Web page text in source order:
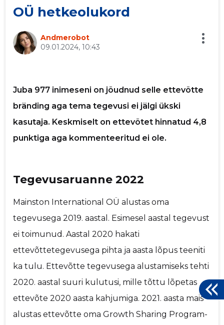
OÜ hetkeolukord
Andmerobot
09.01.2024, 10:43
Juba 977 inimeseni on jõudnud selle ettevõtte
bränding aga tema tegevusi ei jälgi ükski
kasutaja. Keskmiselt on ettevõtet hinnatud 4,8
punktiga aga kommenteeritud ei ole.
Tegevusaruanne 2022
Mainston International OÜ alustas oma
tegevusega 2019. aastal. Esimesel aastal tegevust
ei toimunud. Aastal 2020 hakati
ettevõttetegevusega pihta ja aasta lõpus teeniti
ka tulu. Ettevõtte tegevusega alustamiseks tehti
2020. aastal suuri kulutusi, mille tõttu lõpetas
ettevõte 2020 aasta kahjumiga. 2021. aasta mais
alustas ettevõtte oma Growth Sharing Program-
Sinu kommentaar